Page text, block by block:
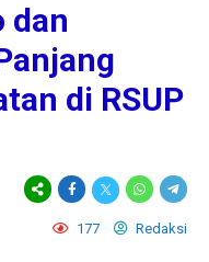
dan
di RSUP
177 Redaksi